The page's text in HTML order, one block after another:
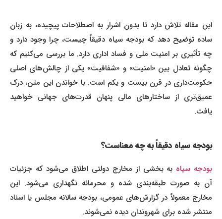
این مقاله تلاش دارد تا بدون اشرار به اصطلاحات پیچیده، به زبان
ساده توضیح دهد که بودجه سیاه دقیقاً چیست، چرا وجود دارد و
چه تأثیری بر امنیت ملی و فساد اداری دارد. ما بررسی می‌کنیم که
چگونه تعادل بین «امنیت» و «شفافیت» یکی از چالش‌های اصلی
حکومت‌داری در قرن بیست و یکم است. با خواندن این متن، درک
عمیق‌تری از ساختارهای مالی پنهان قدرت‌های جهانی خواهید
یافت.
بودجه سیاه دقیقاً به چه معناست؟
بودجه سیاهبه بخشی از مخارج دولتی اطلاق می‌شود که جزئیات
آن به صورت طبقه‌بندی شده و محرمانه نگهداری می‌شود. این
مخارج معمولاً در گزارش‌های عمومی، بودجه سالانه مجلس یا اسناد
منتشر شده برای شهروندان دیده نمی‌شوند.